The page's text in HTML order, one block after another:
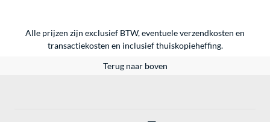
Alle prijzen zijn exclusief BTW, eventuele verzendkosten en
transactiekosten en inclusief thuiskopieheffing.
Terug naar boven